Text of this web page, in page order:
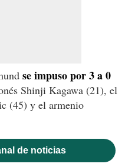
se impuso por 3 a 0
Shinji Kagawa (21), el
(45) y el armenio
de noticias